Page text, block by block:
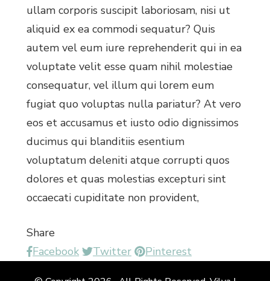
ullam corporis suscipit laboriosam, nisi ut
aliquid ex ea commodi sequatur? Quis
autem vel eum iure reprehenderit qui in ea
voluptate velit esse quam nihil molestiae
consequatur, vel illum qui lorem eum
fugiat quo voluptas nulla pariatur? At vero
eos et accusamus et iusto odio dignissimos
ducimus qui blanditiis esentium
voluptatum deleniti atque corrupti quos
dolores et quas molestias excepturi sint
occaecati cupiditate non provident,
Share
Facebook
Twitter Pinterest